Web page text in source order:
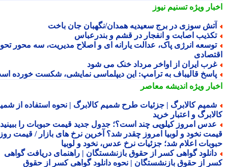
ویژهتسنیم نیوز
سوزی در برج سعیدیه همدان/نگهبان جان باخت
اصابت و انفجار در قشم و بندرعباس
انرژی پاک، عدالت یارانه ای و اصلاح مدیریت، سه محور تحول
ایران از اواخر مرداد خنک می شود
قالیباف به ترامپ: این دیپلماسی نمایشی، شکست خورده است
ویژهاندیشه معاصر
کالابرگ | جزئیات طرح شمیم کالابرگ | نحوه استفاده از شمیم
و اعتبار خرید
امروز کیلویی چند است؟؛ جدول جدید قیمت حبوبات را ببینید /
نخود و لوبیا امروز چقدر شد؟ آخرین نرخ های بازار / قیمت روز
اعلام شد؛ جزئیات نرخ عدس، نخود و لوبیا
گواهی کسر از حقوق بازنشستگان | راهنمای دریافت گواهی
از حقوق بازنشستگان | نحوه دانلود گواهی کسر از حقوق